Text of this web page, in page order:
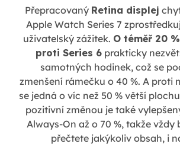
Přepracovaný Retina displej
Apple Watch Series 7
uživatelský zážitek. O téměř 20
proti Series 6 prakticky
samotných hodinek, což se
zmenšení rámečku o 40 %. A proti
se jedná o víc než 50 % větší
pozitivní změnou je také
Always-On až o 70 %, takže vždy
přečtete jakýkoliv obsah, i